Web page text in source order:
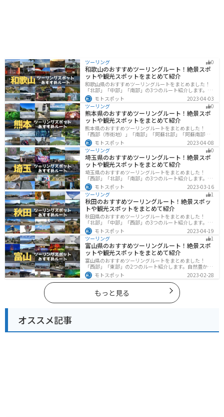
ツーリング 0
和歌山のおすすめツーリングルート！絶景スポ
ットや観光スポットをまとめて紹介
和歌山県のおすすめツーリングルートをまとめました！
「北部」「中部」「南部」の3つのルート紹介します。海
と山に囲まれた自然豊かなエリアが広がり、様々な楽し
み方ができます。バイクで和歌山県にツーリングに行く
際は参考にしてください。
モトスポット
2023-04-03
ツーリング
0
熊本県のおすすめツーリングルート！絶景スポ
ットや観光スポットをまとめて紹介
熊本県のおすすめツーリングルートをまとめました！
「西部（市街地）」「南部」「阿蘇北部」「阿蘇南部」
の4つのルート紹介します。阿蘇山や天草諸島をはじめと
した豊かな自然や、熊本城や水前寺成趣園など歴史ある
観光スポットが多数あり、様々な楽しみ方ができます。
バイクで熊本県にツーリングに行く際は参考にしてくだ
さい。
モトスポット
2023-04-08
ツーリング
0
埼玉県のおすすめツーリングルート！絶景スポ
ットや観光スポットをまとめて紹介
埼玉県のおすすめツーリングルートをまとめました！
「西部」「北部」「南部」の3つのルート紹介します。自
然豊かな西側と街中の東側で違った楽しみ方ができま
す。バイクで埼玉県にツーリングに行く際は参考にして
ください。
モトスポット
2023-03-16
ツーリング
1
秋田のおすすめツーリングルート！絶景スポッ
トや観光スポットをまとめて紹介
秋田県のおすすめツーリングルートをまとめました！
「北部」「中部」「西部」の3つのルート紹介します。自
然豊かな山々や湖、温泉地が点在し、四季折々の景色を
楽しめるスポットが多数あります。バイクで秋田県にツ
ーリングに行く際は参考にしてください。
モトスポット
2023-04-19
ツーリング
1
富山県のおすすめツーリングルート！絶景スポ
ットや観光スポットをまとめて紹介
富山県のおすすめツーリングルートをまとめました！
「西部」「東部」の2つのルート紹介します。自然豊かな
山と海、温泉が充実しており、美術館などもあるので、
自然を満喫するツーリングができます。バイクで富山県
にツーリングに行く際は参考にしてください。
モトスポット 2023-02-28
もっと見る
オススメ記事